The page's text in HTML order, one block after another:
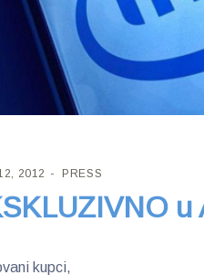
2012 PRESS
u
kupci,